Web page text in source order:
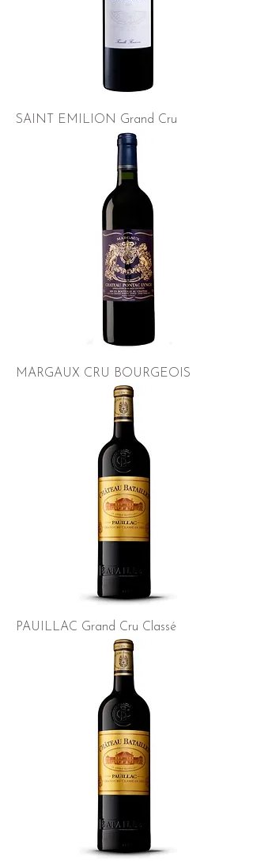
SAINT EMILION Grand Cru
MARGAUX CRU BOURGEOIS
PAUILLAC Grand Cru Classé